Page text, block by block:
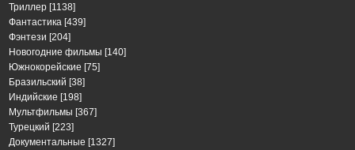
Триллер [1138]
Фантастика [439]
Фэнтези [204]
Новогодние фильмы [140]
Южнокорейские [75]
Бразильский [38]
Индийские [198]
Мультфильмы [367]
Турецкий [223]
Документальные [1327]